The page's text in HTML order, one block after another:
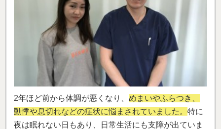
2年ほど前から体調が悪くなり、 めまいやふらつき、
動悸や息切れなどの症状に悩まされていました。 特に
夜は眠れない日もあり、日常生活にも支障が出ていま